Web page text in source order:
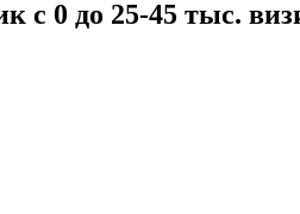
с 0 до 25-45 тыс.